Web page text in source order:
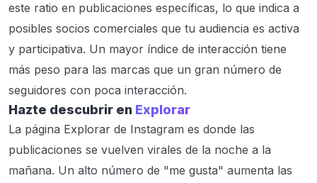
este ratio en publicaciones específicas, lo que indica a
posibles socios comerciales que tu audiencia es activa
y participativa. Un mayor índice de interacción tiene
más peso para las marcas que un gran número de
seguidores con poca interacción.
Hazte descubrir en Explorar
La página Explorar de Instagram es donde las
publicaciones se vuelven virales de la noche a la
mañana. Un alto número de "me gusta" aumenta las